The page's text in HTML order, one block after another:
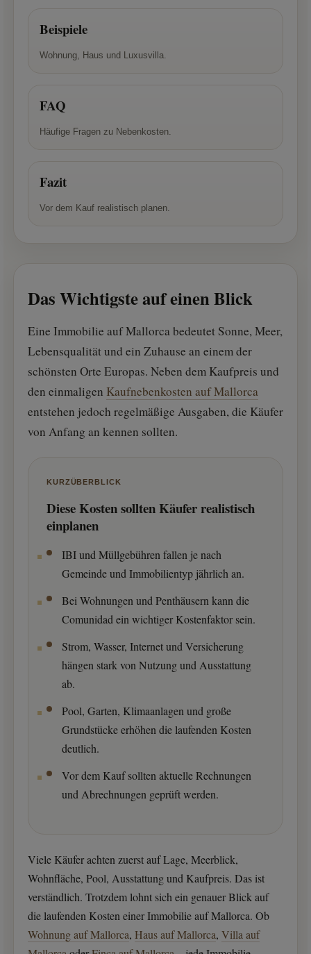
Beispiele
Wohnung, Haus und Luxusvilla.
FAQ
Häufige Fragen zu Nebenkosten.
Fazit
Vor dem Kauf realistisch planen.
Das Wichtigste auf einen Blick
Eine Immobilie auf Mallorca bedeutet Sonne, Meer,
Lebensqualität und ein Zuhause an einem der
schönsten Orte Europas. Neben dem Kaufpreis und
den einmaligen Kaufnebenkosten auf Mallorca
entstehen jedoch regelmäßige Ausgaben, die Käufer
von Anfang an kennen sollten.
KURZÜBERBLICK
Diese Kosten sollten Käufer realistisch
einplanen
IBI und Müllgebühren fallen je nach
Gemeinde und Immobilientyp jährlich an.
Bei Wohnungen und Penthäusern kann die
Comunidad ein wichtiger Kostenfaktor sein.
Strom, Wasser, Internet und Versicherung
hängen stark von Nutzung und Ausstattung
ab.
Pool, Garten, Klimaanlagen und große
Grundstücke erhöhen die laufenden Kosten
deutlich.
Vor dem Kauf sollten aktuelle Rechnungen
und Abrechnungen geprüft werden.
Viele Käufer achten zuerst auf Lage, Meerblick,
Wohnfläche, Pool, Ausstattung und Kaufpreis. Das ist
verständlich. Trotzdem lohnt sich ein genauer Blick auf
die laufenden Kosten einer Immobilie auf Mallorca. Ob
Wohnung auf Mallorca, Haus auf Mallorca, Villa auf